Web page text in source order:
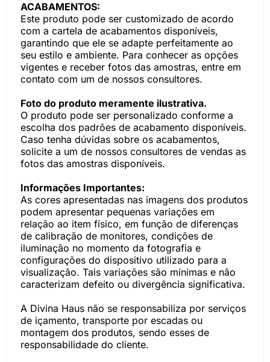
ACABAMENTOS:
Este produto pode ser customizado de acordo
com a cartela de acabamentos disponíveis,
garantindo que ele se adapte perfeitamente ao
seu estilo e ambiente. Para conhecer as opções
vigentes e receber fotos das amostras, entre em
contato com um de nossos consultores.
Foto do produto meramente ilustrativa.
O produto pode ser personalizado conforme a
escolha dos padrões de acabamento disponíveis.
Caso tenha dúvidas sobre os acabamentos,
solicite a um de nossos consultores de vendas as
fotos das amostras disponíveis.
Informações Importantes:
As cores apresentadas nas imagens dos produtos
podem apresentar pequenas variações em
relação ao item físico, em função de diferenças
de calibração de monitores, condições de
iluminação no momento da fotografia e
configurações do dispositivo utilizado para a
visualização. Tais variações são mínimas e não
caracterizam defeito ou divergência significativa.
A Divina Haus não se responsabiliza por serviços
de içamento, transporte por escadas ou
montagem dos produtos, sendo esses de
responsabilidade do cliente.